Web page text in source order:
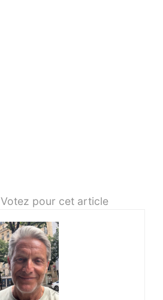
Votez pour cet article